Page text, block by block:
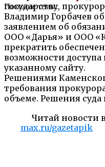
государству,
Владимир Горбачев
заявлением об
ООО «Дарья» и ООО
прекратить
возможности доступа
указанному сайту.
Решениями
требования
объеме. Решения суда
Читай новости
max.ru/gazetapik
Похожие темы: